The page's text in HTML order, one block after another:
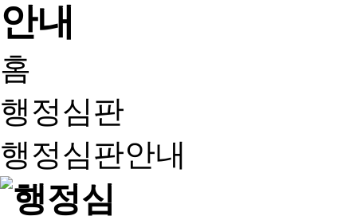
홈
행정심판
행정심판안내